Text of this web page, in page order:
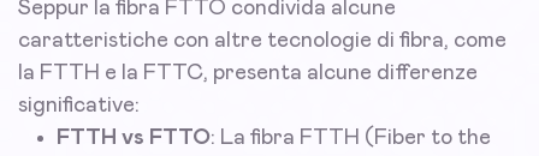
Seppur la fibra FTTO condivida alcune
caratteristiche con altre tecnologie di fibra, come
la FTTH e la FTTC, presenta alcune differenze
significative:
FTTH vs FTTO: La fibra FTTH (Fiber to the